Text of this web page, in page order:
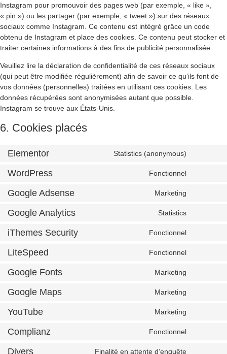
Instagram pour promouvoir des pages web (par exemple, « like »,
« pin ») ou les partager (par exemple, « tweet ») sur des réseaux
sociaux comme Instagram. Ce contenu est intégré grâce un code
obtenu de Instagram et place des cookies. Ce contenu peut stocker et
traiter certaines informations à des fins de publicité personnalisée.
Veuillez lire la déclaration de confidentialité de ces réseaux sociaux
(qui peut être modifiée régulièrement) afin de savoir ce qu’ils font de
vos données (personnelles) traitées en utilisant ces cookies. Les
données récupérées sont anonymisées autant que possible.
Instagram se trouve aux États-Unis.
6. Cookies placés
Elementor Statistics (anonymous)
WordPress Fonctionnel
Google Adsense Marketing
Google Analytics Statistics
iThemes Security Fonctionnel
LiteSpeed Fonctionnel
Google Fonts Marketing
Google Maps Marketing
YouTube Marketing
Complianz Fonctionnel
Divers Finalité en attente d’enquête